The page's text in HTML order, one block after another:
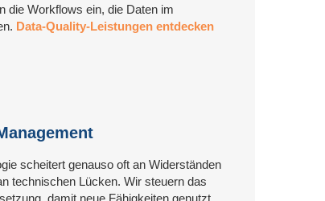
die Workflows ein, die Daten im
Data-Quality-Leistungen entdecken
scheitert genauso oft an Widerständen
technischen Lücken. Wir steuern das
damit neue Fähigkeiten genutzt